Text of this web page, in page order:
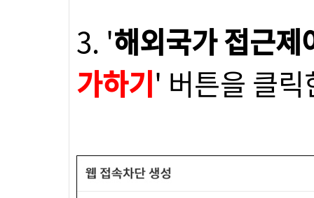
3. '해외국가 접근제
가하기' 버튼을 클